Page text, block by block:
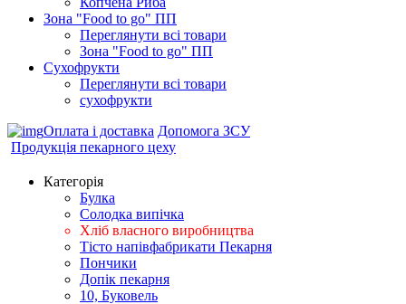
Зона "Food to go" ПП
Переглянути всі товари
Зона "Food to go" ПП
Сухофрукти
Переглянути всі товари
сухофрукти
Оплата і доставка Допомога ЗСУ
Продукцiя пекарного цеху
Категорія
Булка
Солодка випiчка
Хлiб власного виробництва
Тiсто напiвфабрикати Пекарня
Пончики
Допік пекарня
10, Буковель